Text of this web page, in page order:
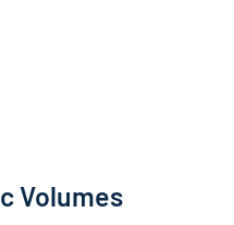
Volumes